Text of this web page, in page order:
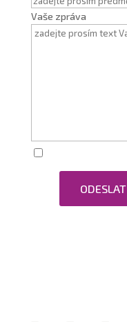
Vaše zpráva
ODESLAT